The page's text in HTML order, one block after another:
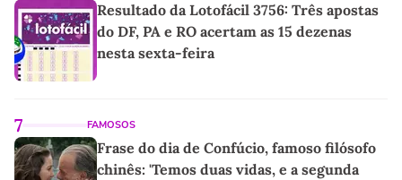
Resultado da Lotofácil 3756: Três apostas
do DF, PA e RO acertam as 15 dezenas
nesta sexta-feira
7 FAMOSOS
Frase do dia de Confúcio, famoso filósofo
chinês: 'Temos duas vidas, e a segunda